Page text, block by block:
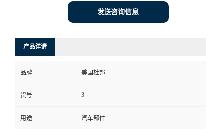
发送咨询信息
产品详请
品牌 美国杜邦
货号 3
用途 汽车部件